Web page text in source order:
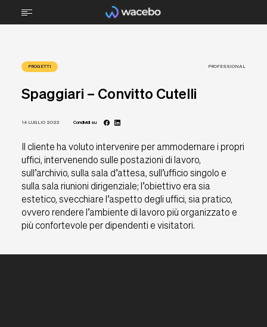
SPORTS
ARREDI
PROGETTI
BRAIN FOOD
PROGETTI PROFESSIONAL
Spaggiari – Convitto Cutelli
14 LUGLIO 2023 Condividi su
Il cliente ha voluto intervenire per ammodernare i propri
uffici, intervenendo sulle postazioni di lavoro,
sull’archivio, sulla sala d’attesa, sull’ufficio singolo e
sulla sala riunioni dirigenziale; l’obiettivo era sia
estetico, svecchiare l’aspetto degli uffici, sia pratico,
ovvero rendere l’ambiente di lavoro più organizzato e
più confortevole per dipendenti e visitatori.